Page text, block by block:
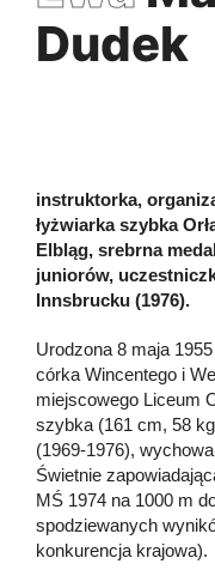
Dudek
instruktorka,
łyżwiarka szybka
Elbląg, srebrna
juniorów,
Innsbrucku (1976).
Urodzona 8 maja
córka Wincentego i
miejscowego Liceum
szybka (161 cm, 58
(1969-1976),
Świetnie
MŚ 1974 na 1000 m
spodziewanych
konkurencja krajowa).